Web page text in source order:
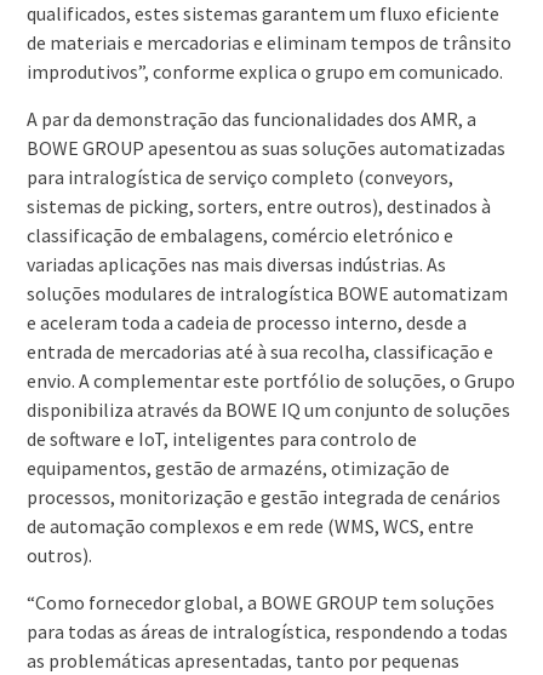
qualificados, estes sistemas garantem um fluxo eficiente
de materiais e mercadorias e eliminam tempos de trânsito
improdutivos”, conforme explica o grupo em comunicado.
A par da demonstração das funcionalidades dos AMR, a
BOWE GROUP apesentou as suas soluções automatizadas
para intralogística de serviço completo (conveyors,
sistemas de picking, sorters, entre outros), destinados à
classificação de embalagens, comércio eletrónico e
variadas aplicações nas mais diversas indústrias. As
soluções modulares de intralogística BOWE automatizam
e aceleram toda a cadeia de processo interno, desde a
entrada de mercadorias até à sua recolha, classificação e
envio. A complementar este portfólio de soluções, o Grupo
disponibiliza através da BOWE IQ um conjunto de soluções
de software e IoT, inteligentes para controlo de
equipamentos, gestão de armazéns, otimização de
processos, monitorização e gestão integrada de cenários
de automação complexos e em rede (WMS, WCS, entre
outros).
“Como fornecedor global, a BOWE GROUP tem soluções
para todas as áreas de intralogística, respondendo a todas
as problemáticas apresentadas, tanto por pequenas